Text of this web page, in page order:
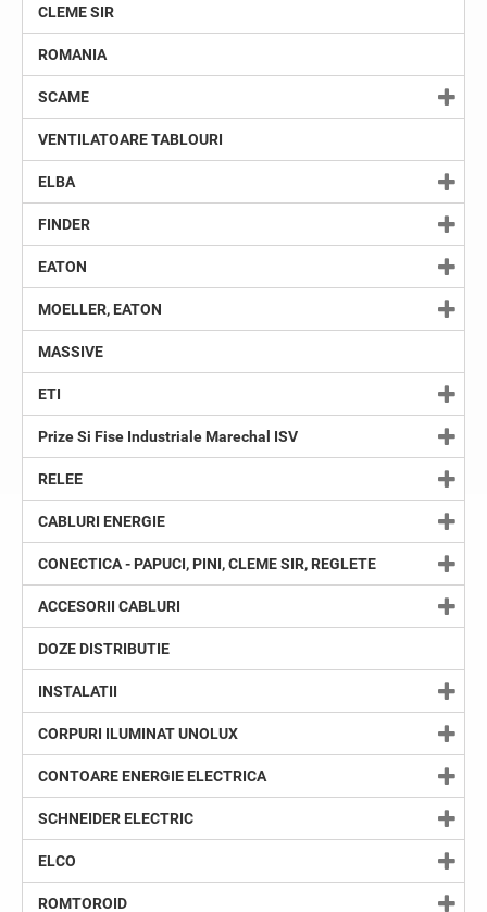
CLEME SIR
ROMANIA
SCAME
VENTILATOARE TABLOURI
ELBA
FINDER
EATON
MOELLER, EATON
MASSIVE
ETI
Prize Si Fise Industriale Marechal ISV
RELEE
CABLURI ENERGIE
CONECTICA - PAPUCI, PINI, CLEME SIR, REGLETE
ACCESORII CABLURI
DOZE DISTRIBUTIE
INSTALATII
CORPURI ILUMINAT UNOLUX
CONTOARE ENERGIE ELECTRICA
SCHNEIDER ELECTRIC
ELCO
ROMTOROID